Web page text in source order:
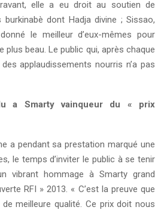
elle a eu droit au soutien de
dont Hadja divine ; Sissao,
le meilleur d’eux-mêmes pour
plus beau. Le public qui, après chaque
applaudissements nourris n’a pas
a Smarty vainqueur du « prix
a pendant sa prestation marqué une
le temps d’inviter le public à se tenir
vibrant hommage à Smarty grand
RFI » 2013. « C’est la preuve que
meilleure qualité. Ce prix doit nous